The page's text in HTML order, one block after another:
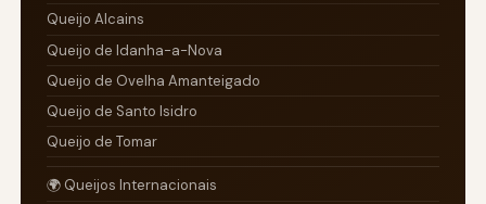
Queijo Alcains
Queijo de Idanha-a-Nova
Queijo de Ovelha Amanteigado
Queijo de Santo Isidro
Queijo de Tomar
🌍 Queijos Internacionais